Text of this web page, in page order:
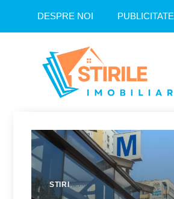
DESPRE NOI PUBLICITATE
STIRI